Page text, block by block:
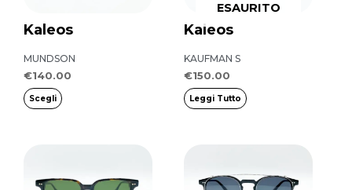
Kaleos
MUNDSON
€140.00
Scegli
Le
opzioni
possono
essere
del
Kaleos
ESAURITO
KAUFMAN S
€150.00
Leggi Tutto
prodotto